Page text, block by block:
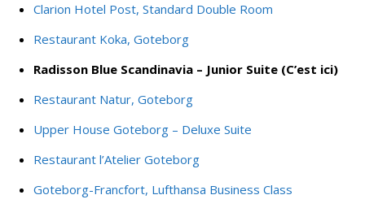
Clarion Hotel Post, Standard Double Room
Restaurant Koka, Goteborg
Radisson Blue Scandinavia – Junior Suite (C’est ici)
Restaurant Natur, Goteborg
Upper House Goteborg – Deluxe Suite
Restaurant l’Atelier Goteborg
Goteborg-Francfort, Lufthansa Business Class